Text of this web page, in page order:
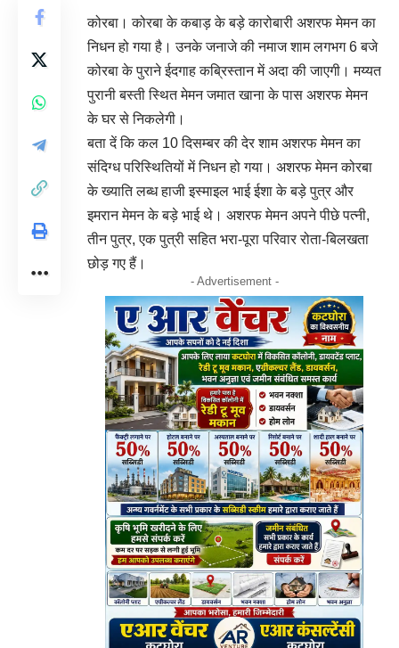
कोरबा। कोरबा के कबाड़ के बड़े कारोबारी अशरफ मेमन का
निधन हो गया है। उनके जनाजे की नमाज शाम लगभग 6 बजे
कोरबा के पुराने ईदगाह कब्रिस्तान में अदा की जाएगी। मय्यत
पुरानी बस्ती स्थित मेमन जमात खाना के पास अशरफ मेमन
के घर से निकलेगी।
बता दें कि कल 10 दिसम्बर की देर शाम अशरफ मेमन का
संदिग्ध परिस्थितियों में निधन हो गया। अशरफ मेमन कोरबा
के ख्याति लब्ध हाजी इस्माइल भाई ईशा के बड़े पुत्र और
इमरान मेमन के बड़े भाई थे। अशरफ मेमन अपने पीछे पत्नी,
तीन पुत्र, एक पुत्री सहित भरा-पूरा परिवार रोता-बिलखता
छोड़ गए हैं।
- Advertisement -